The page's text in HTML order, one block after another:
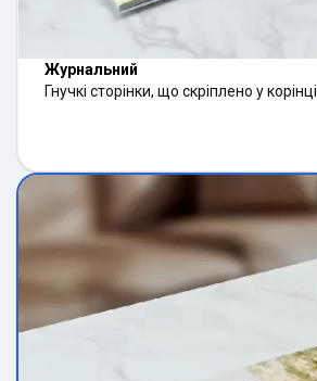
Журнальний
Гнучкі сторінки, що скріплено у корінці